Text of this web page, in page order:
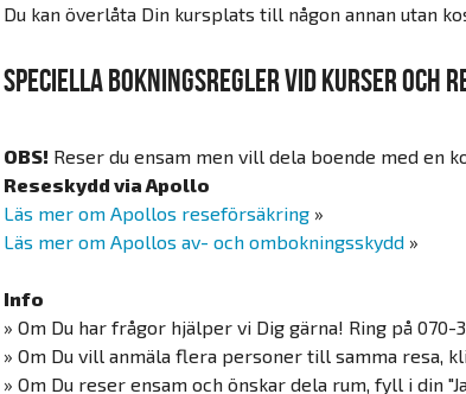
Du kan överlåta Din kursplats till någon annan utan
Speciella bokningsregler vid kurser och
OBS! Reser du ensam men vill dela boende med en
Reseskydd via Apollo
Läs mer om Apollos reseförsäkring »
Läs mer om Apollos av- och ombokningsskydd »
Info
» Om Du har frågor hjälper vi Dig gärna! Ring på
» Om Du vill anmäla flera personer till samma resa,
» Om Du reser ensam och önskar dela rum, fyll i din